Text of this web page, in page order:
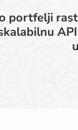
portfelji